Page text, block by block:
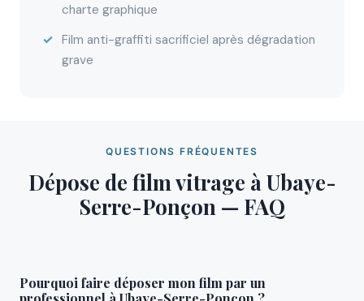
charte graphique
Film anti-graffiti sacrificiel après dégradation
grave
QUESTIONS FRÉQUENTES
Dépose de film vitrage à Ubaye-
Serre-Ponçon — FAQ
Pourquoi faire déposer mon film par un